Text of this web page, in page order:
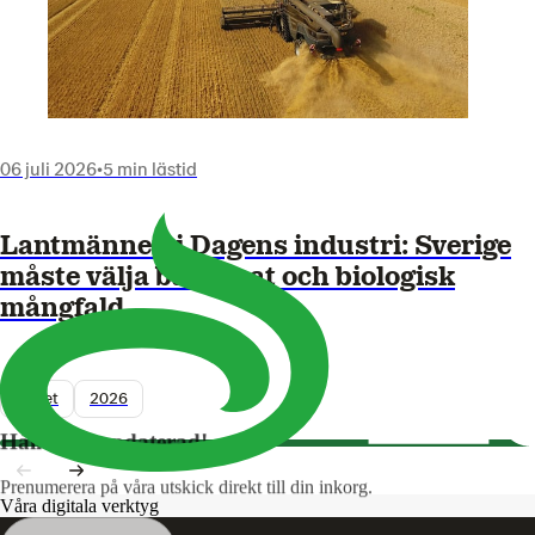
Våra digitala verktyg
06 juli 2026•5 min lästid
Lantmännen i Dagens industri: Sverige
måste välja både mat och biologisk
mångfald
Nyhet 2026
Håll dig uppdaterad!
Prenumerera på våra utskick direkt till din inkorg.